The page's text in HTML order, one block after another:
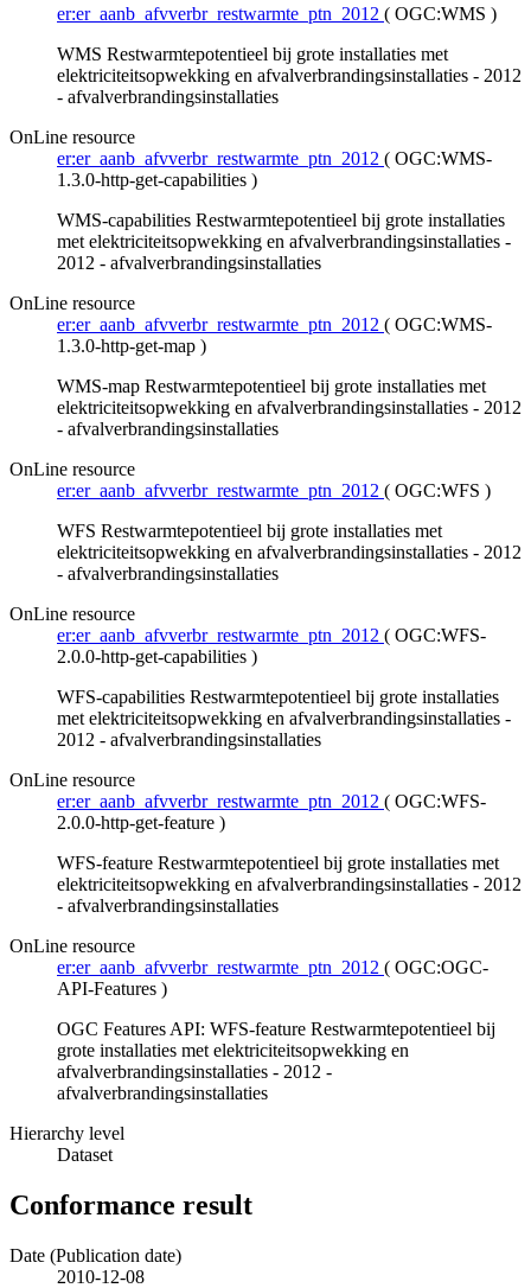
er:er_aanb_afvverbr_restwarmte_ptn_2012 ( OGC:WMS )
WMS Restwarmtepotentieel bij grote installaties met
elektriciteitsopwekking en afvalverbrandingsinstallaties - 2012
- afvalverbrandingsinstallaties
OnLine resource
er:er_aanb_afvverbr_restwarmte_ptn_2012 ( OGC:WMS-
1.3.0-http-get-capabilities )
WMS-capabilities Restwarmtepotentieel bij grote installaties
met elektriciteitsopwekking en afvalverbrandingsinstallaties -
2012 - afvalverbrandingsinstallaties
OnLine resource
er:er_aanb_afvverbr_restwarmte_ptn_2012 ( OGC:WMS-
1.3.0-http-get-map )
WMS-map Restwarmtepotentieel bij grote installaties met
elektriciteitsopwekking en afvalverbrandingsinstallaties - 2012
- afvalverbrandingsinstallaties
OnLine resource
er:er_aanb_afvverbr_restwarmte_ptn_2012 ( OGC:WFS )
WFS Restwarmtepotentieel bij grote installaties met
elektriciteitsopwekking en afvalverbrandingsinstallaties - 2012
- afvalverbrandingsinstallaties
OnLine resource
er:er_aanb_afvverbr_restwarmte_ptn_2012 ( OGC:WFS-
2.0.0-http-get-capabilities )
WFS-capabilities Restwarmtepotentieel bij grote installaties
met elektriciteitsopwekking en afvalverbrandingsinstallaties -
2012 - afvalverbrandingsinstallaties
OnLine resource
er:er_aanb_afvverbr_restwarmte_ptn_2012 ( OGC:WFS-
2.0.0-http-get-feature )
WFS-feature Restwarmtepotentieel bij grote installaties met
elektriciteitsopwekking en afvalverbrandingsinstallaties - 2012
- afvalverbrandingsinstallaties
OnLine resource
er:er_aanb_afvverbr_restwarmte_ptn_2012 ( OGC:OGC-
API-Features )
OGC Features API: WFS-feature Restwarmtepotentieel bij
grote installaties met elektriciteitsopwekking en
afvalverbrandingsinstallaties - 2012 -
afvalverbrandingsinstallaties
Hierarchy level
Dataset
Conformance result
Date (Publication date)
2010-12-08